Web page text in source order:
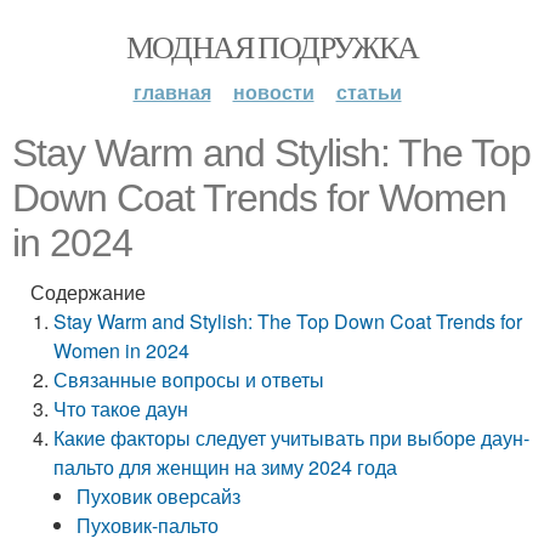
МОДНАЯ ПОДРУЖКА
главная новости статьи
Stay Warm and Stylish: The Top
Down Coat Trends for Women
in 2024
Содержание
Stay Warm and Stylish: The Top Down Coat Trends for
Women in 2024
Связанные вопросы и ответы
Что такое даун
Какие факторы следует учитывать при выборе даун-
пальто для женщин на зиму 2024 года
Пуховик оверсайз
Пуховик-пальто